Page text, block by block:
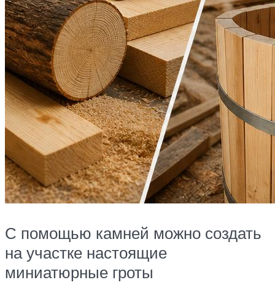
С помощью камней можно создать
на участке настоящие
миниатюрные гроты